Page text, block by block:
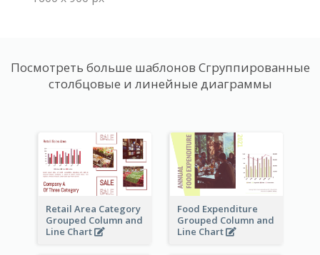
Посмотреть больше шаблонов Сгруппированные
столбцовые и линейные диаграммы
Retail Area Category
Grouped Column and
Line Chart
Food Expenditure
Grouped Column and
Line Chart